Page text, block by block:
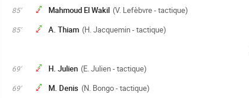
85' Mahmoud El Wakil (V. Lefèbvre - tactique)
85' A. Thiam (H. Jacquemin - tactique)
69' H. Julien (E. Julien - tactique)
69' M. Denis (N. Bongo - tactique)